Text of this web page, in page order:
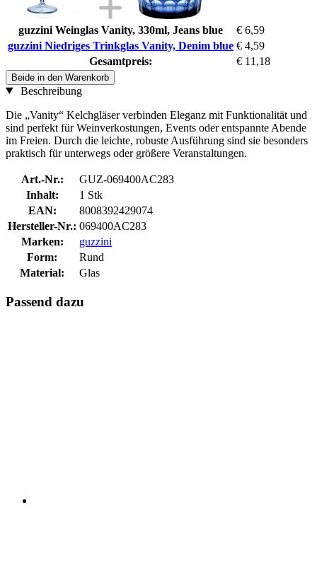
guzzini Weinglas Vanity, 330ml, Jeans blue
€ 6,59
guzzini Niedriges Trinkglas Vanity, Denim blue € 4,59
Gesamtpreis:
€ 11,18
Beide in den Warenkorb
Beschreibung
Die „Vanity“ Kelchgläser verbinden Eleganz mit Funktionalität und
sind perfekt für Weinverkostungen, Events oder entspannte Abende
im Freien. Durch die leichte, robuste Ausführung sind sie besonders
praktisch für unterwegs oder größere Veranstaltungen.
Art.-Nr.:
GUZ-069400AC283
Inhalt:
1 Stk
EAN:
8008392429074
Hersteller-Nr.: 069400AC283
Marken:
guzzini
Form:
Rund
Material:
Glas
Passend dazu